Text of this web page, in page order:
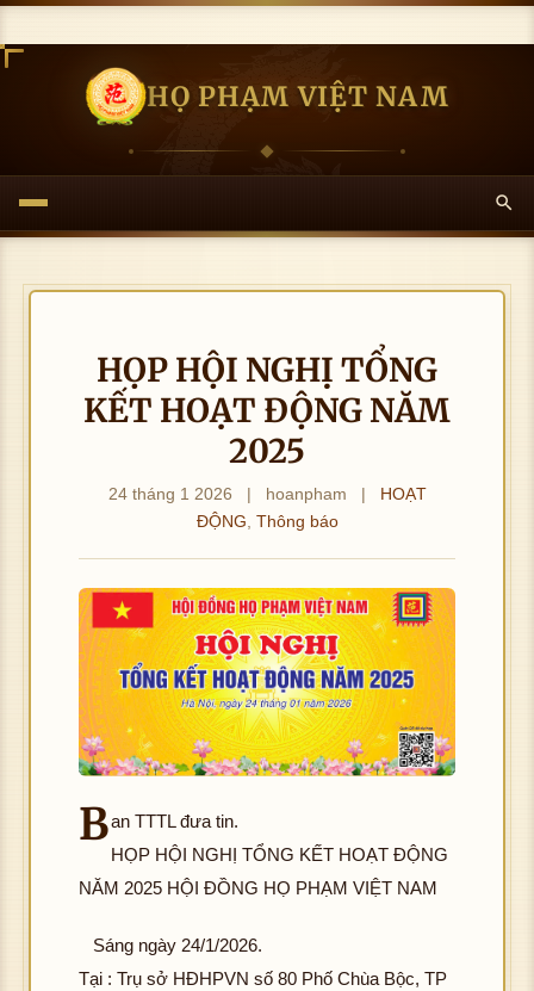
HỌ PHẠM VIỆT NAM
HỌP HỘI NGHỊ TỔNG
KẾT HOẠT ĐỘNG NĂM
2025
24 tháng 1 2026 | hoanpham |
HOẠT
ĐỘNG Thông báo
Ban TTTL đưa tin.
HỌP HỘI NGHỊ TỔNG KẾT HOẠT ĐỘNG
NĂM 2025 HỘI ĐỒNG HỌ PHẠM VIỆT NAM
Sáng ngày 24/1/2026.
Tại : Trụ sở HĐHPVN số 80 Phố Chùa Bộc, TP